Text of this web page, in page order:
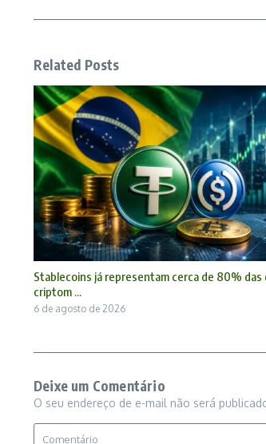
Related Posts
Stablecoins já representam cerca de 80% das
criptom ...
6 de agosto de 2026
Deixe um Comentário
O seu endereço de e-mail não será